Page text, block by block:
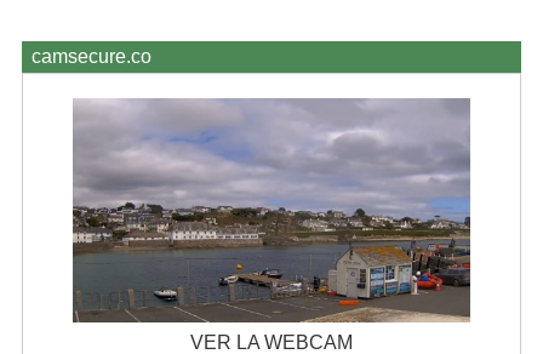
camsecure.co
VER LA WEBCAM